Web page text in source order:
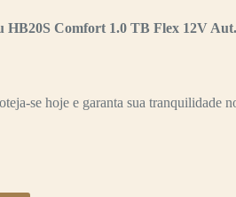
HB20S Comfort 1.0 TB Flex 12V
se hoje e garanta sua tranquilidade